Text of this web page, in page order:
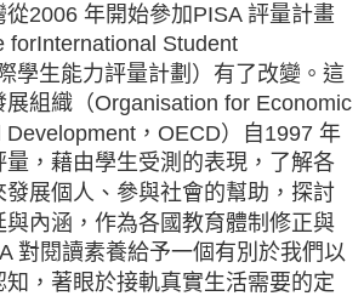
2006 年開始參加PISA 評量計畫
forInternational Student
學生能力評量計劃）有了改變。這
組織（Organisation for Economic
Development，OECD）自1997 年
，藉由學生受測的表現，了解各
發展個人、參與社會的幫助，探討
內涵，作為各國教育體制修正與
對閱讀素養給予一個有別於我們以
，著眼於接軌真實生活需要的定